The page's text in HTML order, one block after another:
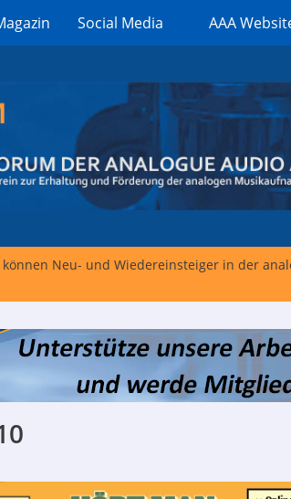
Social Media AAA
Neu- und Wiedereinsteiger in der